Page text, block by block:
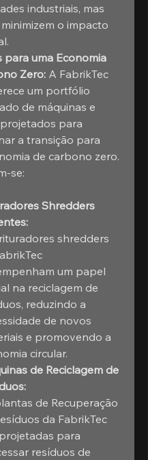
industriais, mas
o impacto
para uma Economia
Zero: A FabrikTec
um portfólio
de máquinas e
para
a transição para
de carbono zero.
se:
Shredders
shredders
um papel
na reciclagem de
reduzindo a
de novos
e promovendo a
circular.
de Reciclagem de
de Recuperação
da FabrikTec
para
resíduos de